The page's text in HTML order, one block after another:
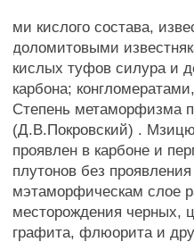
ми кислого состава,
доломитовыми
кислых туфов силура и
карбона;
Степень метаморфизма
(Д.В.Покровский) .
проявлен в карбоне и
плутонов без
мэтаморфическам слое
месторождения черных,
графита, флюорита и